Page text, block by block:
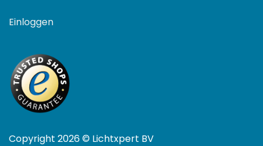
Einloggen
Copyright 2026 © Lichtxpert BV